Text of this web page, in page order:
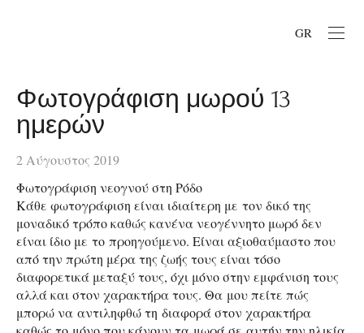
GR
Φωτογράφιση μωρού 13
ημερών
2 Αύγουστος 2019
Φωτογράφιση νεογνού στη Ρόδο
Κάθε φωτογράφιση είναι ιδιαίτερη με τον δικό της
μοναδικό τρόπο καθώς κανένα νεογέννητο μωρό δεν
είναι ίδιο με το προηγούμενο. Είναι αξιοθαύμαστο που
από την πρώτη μέρα της ζωής τους είναι τόσο
διαφορετικά μεταξύ τους, όχι μόνο στην εμφάνιση τους
αλλά και στον χαρακτήρα τους. Θα μου πείτε πώς
μπορώ να αντιληφθώ τη διαφορά στον χαρακτήρα